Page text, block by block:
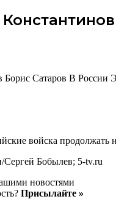
Борис Сатаров В России
войска продолжать
Бобылев; 5-tv.ru
новостями
Присылайте »